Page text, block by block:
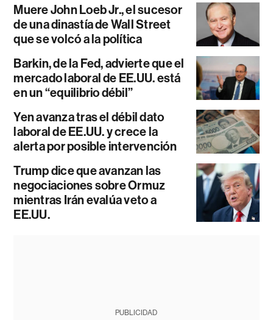
Muere John Loeb Jr., el sucesor
de una dinastía de Wall Street
que se volcó a la política
Barkin, de la Fed, advierte que el
mercado laboral de EE.UU. está
en un “equilibrio débil”
Yen avanza tras el débil dato
laboral de EE.UU. y crece la
alerta por posible intervención
Trump dice que avanzan las
negociaciones sobre Ormuz
mientras Irán evalúa veto a
EE.UU.
PUBLICIDAD